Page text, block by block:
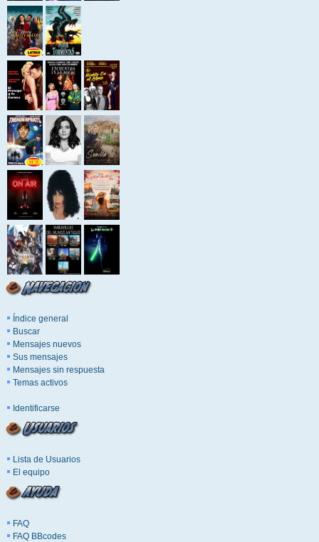
Índice general
Buscar
Mensajes nuevos
Sus mensajes
Mensajes sin respuesta
Temas activos
Identificarse
Lista de Usuarios
El equipo
FAQ
FAQ BBcodes